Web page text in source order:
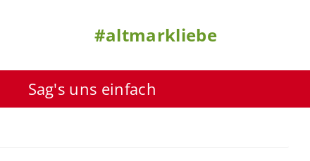
#altmarkliebe
Sag's uns einfach